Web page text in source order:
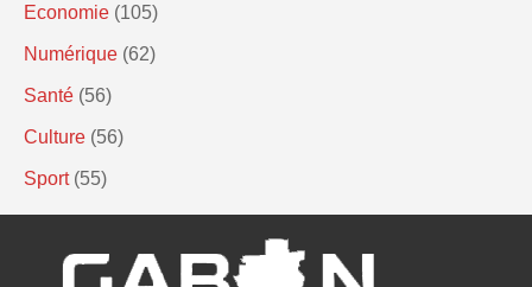
Economie (105)
Numérique (62)
Santé (56)
Culture (56)
Sport (55)